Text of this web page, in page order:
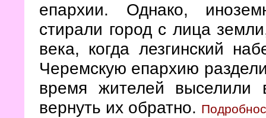
епархии. Однако,
стирали город с лица
века, когда лезгинский
Черемскую епархию
время жителей
вернуть их обратно.